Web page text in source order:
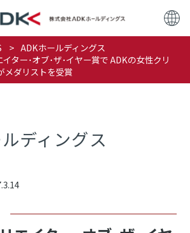
ADKホールディングス
ター･オブ･ザ･イヤー賞で ADKの女性クリ
メダリストを受賞
ディングス